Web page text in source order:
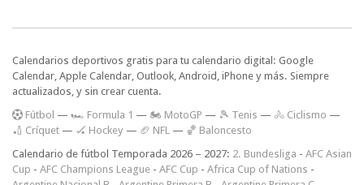
Calendarios deportivos gratis para tu calendario digital: Google
Calendar, Apple Calendar, Outlook, Android, iPhone y más. Siempre
actualizados, y sin crear cuenta.
Fútbol — 🏎️ Formula 1 — 🏍 MotoGP — 🎾 Tenis — 🚴 Ciclismo —
🏏 Críquet — 🏑 Hockey — 🏈 NFL — 🏀 Baloncesto
Calendario de fútbol Temporada 2026 – 2027: 2. Bundesliga - AFC Asian
Cup - AFC Champions League - AFC Cup - Africa Cup of Nations -